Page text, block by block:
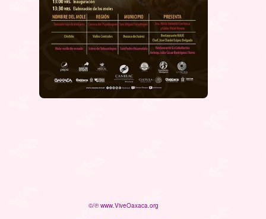
©/℗ www.ViveOaxaca.org